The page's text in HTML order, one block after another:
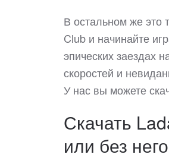
В остальном же это
Club и начинайте
эпических заездах
скоростей и
У нас вы можете
Скачать
или без него